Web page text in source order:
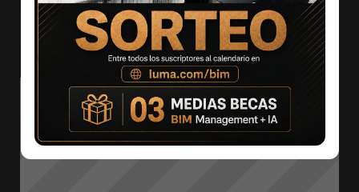
Agregar al carrito $100 $49